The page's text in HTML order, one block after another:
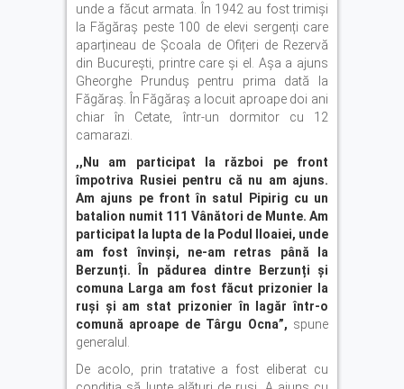
unde a făcut armata. În 1942 au fost trimiși
la Făgăraș peste 100 de elevi sergenți care
aparțineau de Școala de Ofițeri de Rezervă
din București, printre care și el. Așa a ajuns
Gheorghe Prunduș pentru prima dată la
Făgăraș. În Făgăraș a locuit aproape doi ani
chiar în Cetate, într-un dormitor cu 12
camarazi.
,,Nu am participat la război pe front
împotriva Rusiei pentru că nu am ajuns.
Am ajuns pe front în satul Pipirig cu un
batalion numit 111 Vânători de Munte. Am
participat la lupta de la Podul Iloaiei, unde
am fost învinși, ne-am retras până la
Berzunți. În pădurea dintre Berzunți și
comuna Larga am fost făcut prizonier la
ruși și am stat prizonier în lagăr într-o
comună aproape de Târgu Ocna”, spune
generalul.
De acolo, prin tratative a fost eliberat cu